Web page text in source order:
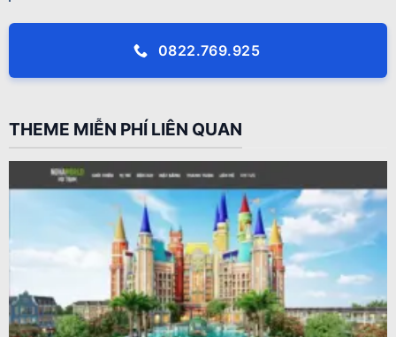
0822.769.925
THEME MIỄN PHÍ LIÊN QUAN